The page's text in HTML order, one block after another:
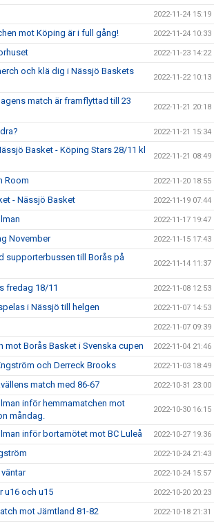
2022-11-24 15:19
mot Köping är i full gång! 2022-11-24 10:33
2022-11-23 14:22
och klä dig i Nässjö Baskets
2022-11-22 10:13
match är framflyttad till 23
2022-11-21 20:18
2022-11-21 15:34
Basket - Köping Stars 28/11 kl
2022-11-21 08:49
Room 2022-11-20 18:55
- Nässjö Basket 2022-11-19 07:44
2022-11-17 19:47
November 2022-11-15 17:43
supporterbussen till Borås på
2022-11-14 11:37
fredag 18/11 2022-11-08 12:53
i Nässjö till helgen 2022-11-07 14:53
2022-11-07 09:39
mot Borås Basket i Svenska cupen 2022-11-04 21:46
och Derreck Brooks 2022-11-03 18:49
match med 86-67 2022-10-31 23:00
inför hemmamatchen mot
måndag.
2022-10-30 16:15
inför bortamötet mot BC Luleå 2022-10-27 19:36
2022-10-24 21:43
2022-10-24 15:57
u16 och u15 2022-10-20 20:23
mot Jämtland 81-82 2022-10-18 21:31